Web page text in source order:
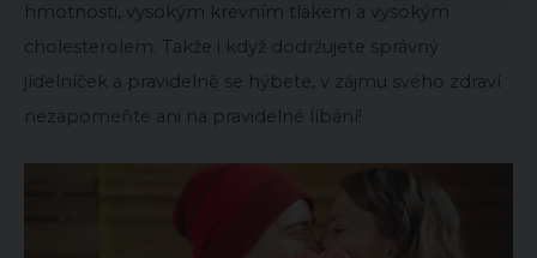
hmotnosti, vysokým krevním tlakem a vysokým
cholesterolem. Takže i když dodržujete správný
jídelníček a pravidelně se hýbete, v zájmu svého zdraví
nezapomeňte ani na pravidelné líbání!